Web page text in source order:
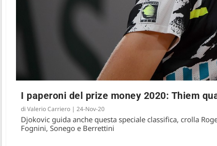
I paperoni del prize money 2020: Thiem
diValerio Carriero |24-Nov-20
Djokovic guida anche questa speciale classifica, crolla
Fognini, Sonego e Berrettini